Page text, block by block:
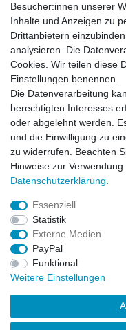
Rechtliches
AGB
Widerrufsrecht
Impressum
Datenschutzerklärung
Service
Kontakt
Datenschutzerklärung
FAQ / Ratgeber
Kinderquad
E-Bikes / Pedelecs
Dirt Bike & Pocketbike
Quad & ATV
Kinderbuggy | Gokart
© Copyright
Besucher:innen unserer
Inhalte und Anzeigen zu
Drittanbietern
analysieren. Die
Cookies. Wir teilen diese
Einstellungen benennen.
Die Datenverarbeitung
berechtigten Interesses
oder abgelehnt werden.
und die Einwilligung zu
zu widerrufen. Beachten
Hinweise zur
Daten­schutz­erklärung
Essenziell
Statistik
Externe Medien
PayPal
Funktional
Weitere Einstellungen